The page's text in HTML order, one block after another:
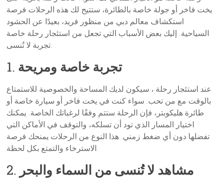
يخت فاخر أو جولة خاصة بالطائرة، ستتيح لك هذه الرحلات فرصة
استكشاف معالم دبي من منظور فريد، بعيدًا عن الحشود
السياحية. إليك بعض الأسباب التي تجعل من استئجار رحلة خاصة
تجربة لا تُنسى.
1. تجربة خاصة ومريحة
عند استئجار رحلة ، سيكون لديك المساحة والخصوصية للاستمتاع
بالوقت مع من تحب. سواء كنت في يخت فاخر أو سيارة خاصة أو
طائرة هليكوبتر، فإن الرحلة ستتم وفقًا لرغباتك الخاصة. يمكنك
اختيار المسار الذي تود أن تسلكه، والتوقف في الأماكن التي
تفضلها دون أي ضغط زمني. هذا النوع من الرحلات يمنحك فرصة
الاسترخاء والتمتع بكل لحظة.
2. مشاهد لا تُنسى من السماء والبحر